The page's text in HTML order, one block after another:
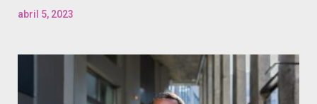
abril 5, 2023